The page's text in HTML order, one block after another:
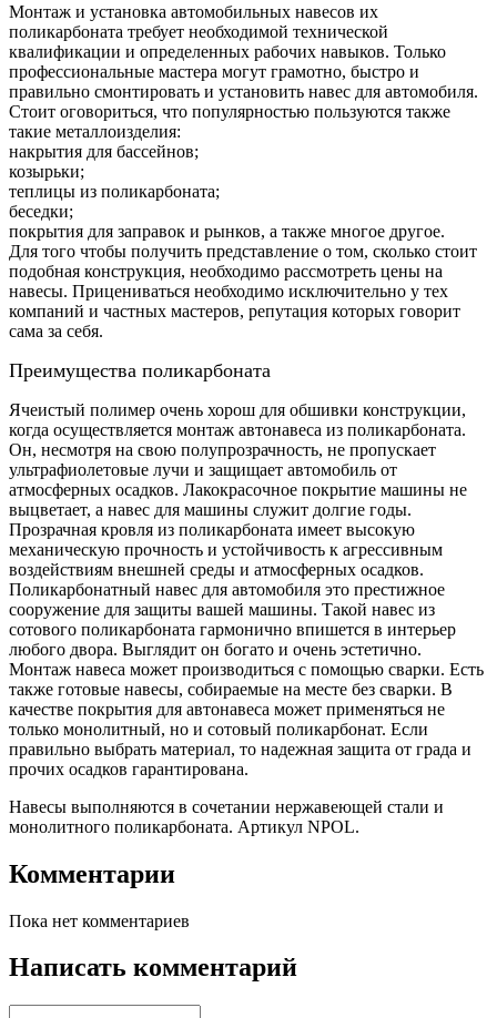
Монтаж и установка автомобильных навесов их
поликарбоната требует необходимой технической
квалификации и определенных рабочих навыков. Только
профессиональные мастера могут грамотно, быстро и
правильно смонтировать и установить навес для автомобиля.
Стоит оговориться, что популярностью пользуются также
такие металлоизделия:
накрытия для бассейнов;
козырьки;
теплицы из поликарбоната;
беседки;
покрытия для заправок и рынков, а также многое другое.
Для того чтобы получить представление о том, сколько стоит
подобная конструкция, необходимо рассмотреть цены на
навесы. Прицениваться необходимо исключительно у тех
компаний и частных мастеров, репутация которых говорит
сама за себя.
Преимущества поликарбоната
Ячеистый полимер очень хорош для обшивки конструкции,
когда осуществляется монтаж автонавеса из поликарбоната.
Он, несмотря на свою полупрозрачность, не пропускает
ультрафиолетовые лучи и защищает автомобиль от
атмосферных осадков. Лакокрасочное покрытие машины не
выцветает, а навес для машины служит долгие годы.
Прозрачная кровля из поликарбоната имеет высокую
механическую прочность и устойчивость к агрессивным
воздействиям внешней среды и атмосферных осадков.
Поликарбонатный навес для автомобиля это престижное
сооружение для защиты вашей машины. Такой навес из
сотового поликарбоната гармонично впишется в интерьер
любого двора. Выглядит он богато и очень эстетично.
Монтаж навеса может производиться с помощью сварки. Есть
также готовые навесы, собираемые на месте без сварки. В
качестве покрытия для автонавеса может применяться не
только монолитный, но и сотовый поликарбонат. Если
правильно выбрать материал, то надежная защита от града и
прочих осадков гарантирована.
Навесы выполняются в сочетании нержавеющей стали и
монолитного поликарбоната. Артикул NPOL.
Комментарии
Пока нет комментариев
Написать комментарий